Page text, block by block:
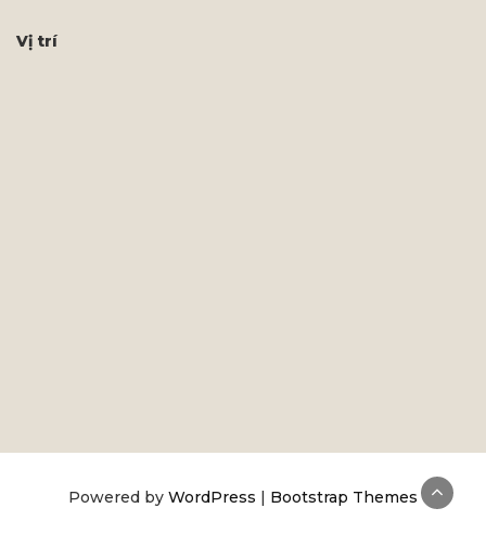
Vị trí
Powered by WordPress | Bootstrap Themes